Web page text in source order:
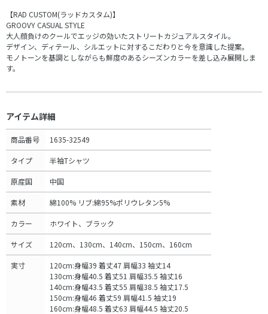
【RAD CUSTOM(ラッドカスタム)】
GROOVY CASUAL STYLE
大人顔負けのクールでエッジの効いたストリートカジュアルスタイル。
デザイン、ディテール、シルエットに対するこだわりと今を意識した提案。
モノトーンを基調としながらも鮮度のあるシーズンカラーを差し込み展開しま
す。
アイテム詳細
商品番号 1635-32549
タイプ 半袖Tシャツ
原産国 中国
素材 綿100% リブ:綿95%ポリウレタン5%
カラー ホワイト、ブラック
サイズ 120cm、130cm、140cm、150cm、160cm
実寸
120cm:身幅39 着丈47 肩幅33 袖丈14
130cm:身幅40.5 着丈51 肩幅35.5 袖丈16
140cm:身幅43.5 着丈55 肩幅38.5 袖丈17.5
150cm:身幅46 着丈59 肩幅41.5 袖丈19
160cm:身幅48.5 着丈63 肩幅44.5 袖丈20.5